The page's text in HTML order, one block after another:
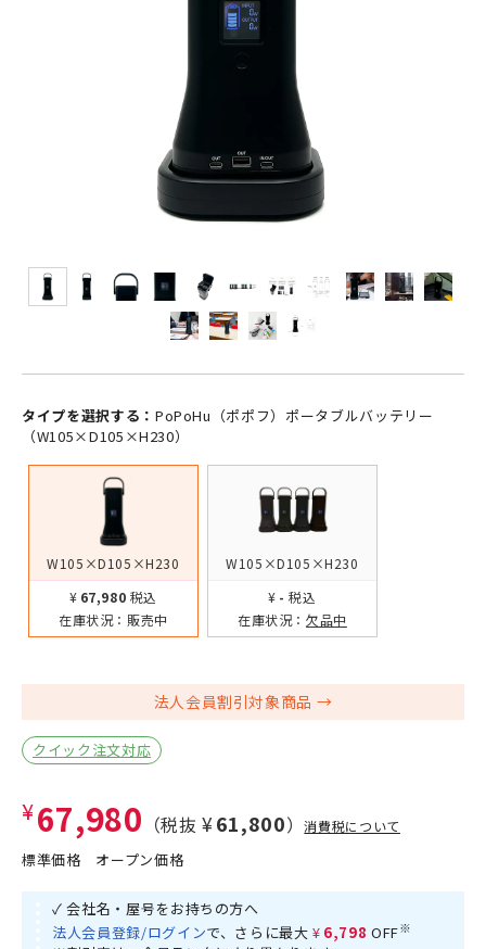
タイプを選択する： PoPoHu（ポポフ）ポータブルバッテリー
（W105×D105×H230）
W105×D105×H230
¥67,980 税込
在庫状況： 販売中
W105×D105×H230
¥- 税込
在庫状況：欠品中
法人会員割引対象商品
クイック注文対応
¥67,980 （税抜 ¥61,800）消費税について
標準価格 オープン価格
✓ 会社名・屋号をお持ちの方へ
法人会員登録/ログインで、さらに最大 ¥6,798 OFF※